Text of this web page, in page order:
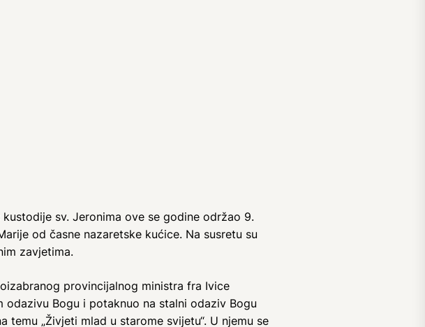
sv. Jeronima ove se godine održao 9.
od časne nazaretske kućice. Na susretu su
zavjetima.
provincijalnog ministra fra Ivice
Bogu i potaknuo na stalni odaziv Bogu
„Živjeti mlad u starome svijetu“. U njemu se